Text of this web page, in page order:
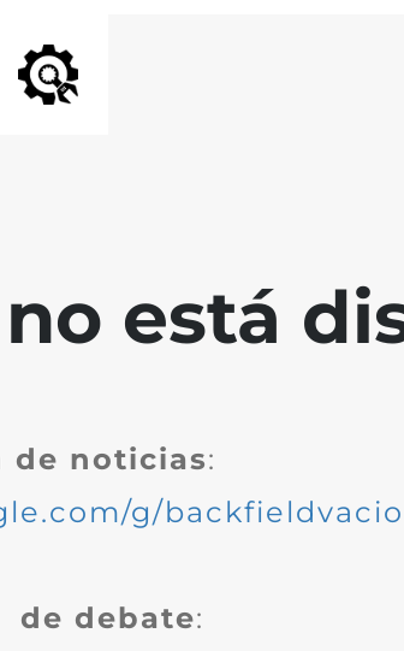
está
de noticias:
g/backfieldvacio
de debate: